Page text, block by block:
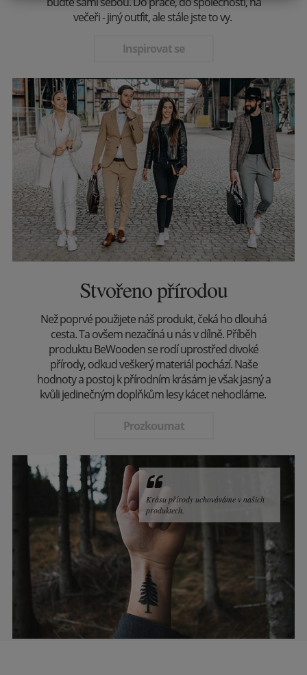
večeři - jiný outfit, ale stále jste to vy.
Inspirovat se
Stvořeno přírodou
Než poprvé použijete náš produkt, čeká ho dlouhá
cesta. Ta ovšem nezačíná u nás v dílně. Příběh
produktu BeWooden se rodí uprostřed divoké
přírody, odkud veškerý materiál pochází. Naše
hodnoty a postoj k přírodním krásám je však jasný a
kvůli jedinečným doplňkům lesy kácet nehodláme.
Prozkoumat
Krásu přírody uchováváme v našich
produktech.